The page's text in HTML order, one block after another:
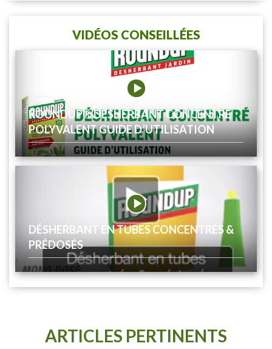
VIDÉOS CONSEILLÉES
ROUNDUP® DÉSHERBANT CONCENTRÉ
POLYVALENT GUIDE D’UTILISATION
DÉSHERBANT EN TUBES CONCENTRÉS &
PRÉDOSÉS
ARTICLES PERTINENTS